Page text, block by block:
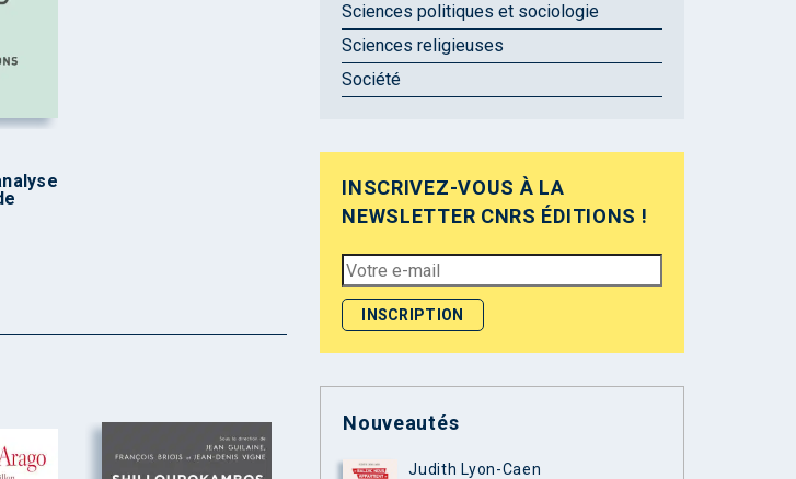
Sciences politiques et sociologie
Sciences religieuses
Société
INSCRIVEZ-VOUS À LA
NEWSLETTER CNRS ÉDITIONS !
Nouveautés
Judith Lyon-Caen